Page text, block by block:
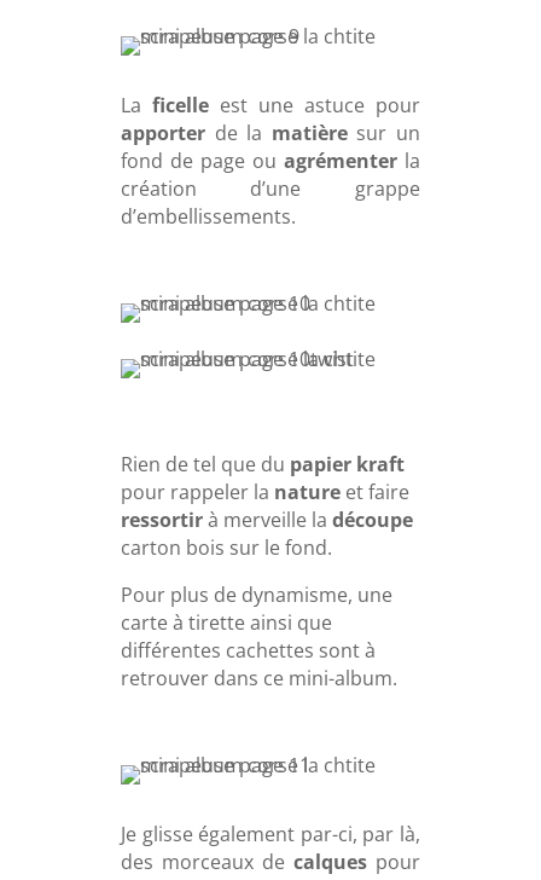
Laficelle est une astuce pour
apporter de la matièresur un
fond de page ou agrémenterla
création d’une grappe
d’embellissements.
Rien de tel que du papier kraft
pour rappeler la nature et faire
ressortirà merveille ladécoupe
carton bois sur le fond.
Pour plus de dynamisme, une
carte à tirette ainsi que
différentes cachettes sont à
retrouver dans ce mini-album.
Je glisse également par-ci, par là,
des morceaux de calquespour